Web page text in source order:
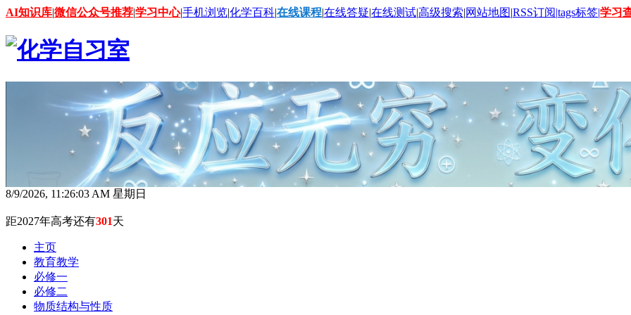
AI知识库|微信公众号推荐|学习中心|手机浏览|化学百科|在线课程|在线答疑|在线测试|高级搜索|网站地图|RSS订阅|tags标签|学习
8/9/2026, 11:26:04 AM 星期日
距2027年高考还有301天
主页
教育教学
必修一
必修二
物质结构与性质